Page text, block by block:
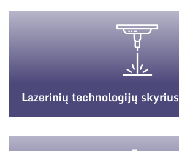
Lazerinių technologijų skyrius